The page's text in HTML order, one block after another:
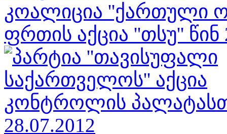
კოალიცია ''ქართული
ფრთის აქცია ''თსუ'' წინ